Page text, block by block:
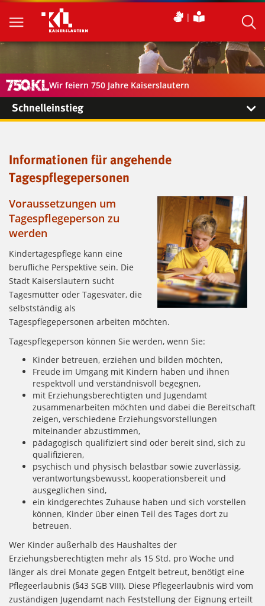
Wir feiern 750 Jahre Kaiserslautern
Schnelleinstieg
Informationen für angehende
Tagespflegepersonen
Voraussetzungen um
Tagespflegeperson zu
werden
Kindertagespflege kann eine
berufliche Perspektive sein. Die
Stadt Kaiserslautern sucht
Tagesmütter oder Tagesväter, die
selbstständig als
Tagespflegepersonen arbeiten möchten.
Tagespflegeperson können Sie werden, wenn Sie:
Kinder betreuen, erziehen und bilden möchten,
Freude im Umgang mit Kindern haben und ihnen
respektvoll und verständnisvoll begegnen,
mit Erziehungsberechtigten und Jugendamt
zusammenarbeiten möchten und dabei die Bereitschaft
zeigen, verschiedene Erziehungsvorstellungen
miteinander abzustimmen,
pädagogisch qualifiziert sind oder bereit sind, sich zu
qualifizieren,
psychisch und physisch belastbar sowie zuverlässig,
verantwortungsbewusst, kooperationsbereit und
ausgeglichen sind,
ein kindgerechtes Zuhause haben und sich vorstellen
können, Kinder über einen Teil des Tages dort zu
betreuen.
Wer Kinder außerhalb des Haushaltes der
Erziehungsberechtigten mehr als 15 Std. pro Woche und
länger als drei Monate gegen Entgelt betreut, benötigt eine
Pflegeerlaubnis (§43 SGB VIII). Diese Pflegeerlaubnis wird vom
zuständigen Jugendamt nach Feststellung der Eignung erteilt